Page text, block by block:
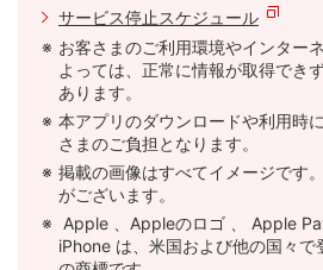
サービス停止スケジュール
お客さまのご利用環境やインター
よっては、正常に情報が取得でき
あります。
本アプリのダウンロードや利用時
さまのご負担となります。
掲載の画像はすべてイメージです
がございます。
Apple 、Appleのロゴ 、 Apple
iPhone は、米国および他の国々